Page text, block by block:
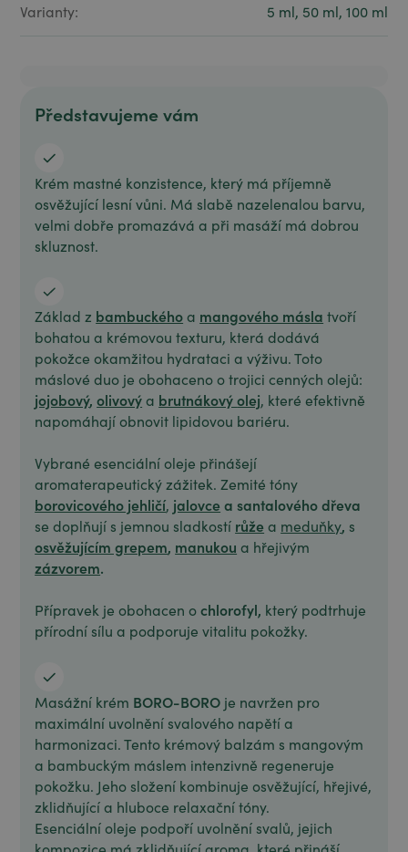
Představujeme vám
Krém mastné konzistence, který má příjemně
osvěžující lesní vůni. Má slabě nazelenalou barvu,
velmi dobře promazává a při masáží má dobrou
skluznost.
Základ z bambuckéhoa mangového másla tvoří
bohatou a krémovou texturu, která dodává
pokožce okamžitou hydrataci a výživu. Toto
máslové duo je obohaceno o trojici cenných olejů:
jojobový,olivovýa brutnákovýolej, které efektivně
napomáhají obnovit lipidovou bariéru.
Vybrané esenciální oleje přinášejí
aromaterapeutický zážitek. Zemité tóny
borovicového jehličí, jalovce a santalového dřeva
se doplňují s jemnou sladkostí růže a meduňky, s
osvěžujícím grepem, manukou a hřejivým
zázvorem.
Přípravek je obohacen ochlorofyl, který podtrhuje
přírodní sílu a podporuje vitalitu pokožky.
Masážní krém BORO-BORO je navržen pro
maximální uvolnění svalového napětí a
harmonizaci. Tento krémový balzám s mangovým
a bambuckým máslem intenzivně regeneruje
pokožku. Jeho složení kombinuje osvěžující, hřejivé,
zklidňující a hluboce relaxační tóny.
Esenciální oleje podpoří uvolnění svalů, jejich
Varianty: 5 ml, 50 ml, 100 ml